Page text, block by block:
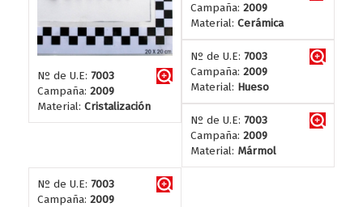
Nº de U.E: 7003
Campaña: 2009
Material: Cristalización
Campaña: 2009
Material: Cerámica
Nº de U.E: 7003
Campaña: 2009
Material: Hueso
Nº de U.E: 7003
Campaña: 2009
Material: Mármol
Nº de U.E: 7003
Campaña: 2009